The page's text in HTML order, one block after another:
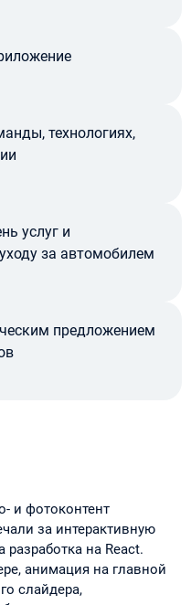
технологиях,
услуг и
за автомобилем
предложением
и фотоконтент
за интерактивную
на React.
анимация на главной
слайдера,